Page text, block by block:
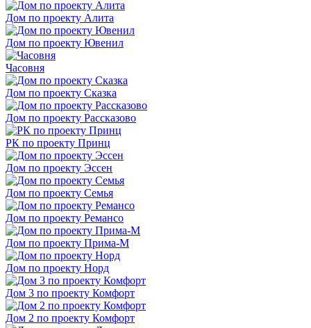
Дом по проекту Алита
Дом по проекту Ювенил
Часовня
Дом по проекту Сказка
Дом по проекту Рассказово
РК по проекту Принц
Дом по проекту Эссен
Дом по проекту Семья
Дом по проекту Ремансо
Дом по проекту Прима-М
Дом по проекту Норд
Дом 3 по проекту Комфорт
Дом 2 по проекту Комфорт